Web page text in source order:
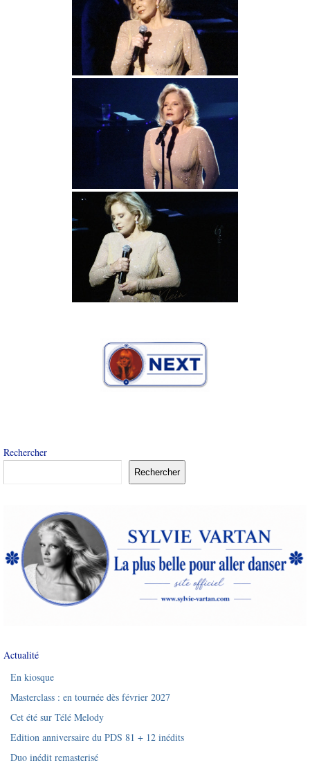
Rechercher
Rechercher
Actualité
En kiosque
Masterclass : en tournée dès février 2027
Cet été sur Télé Melody
Edition anniversaire du PDS 81 + 12 inédits
Duo inédit remasterisé